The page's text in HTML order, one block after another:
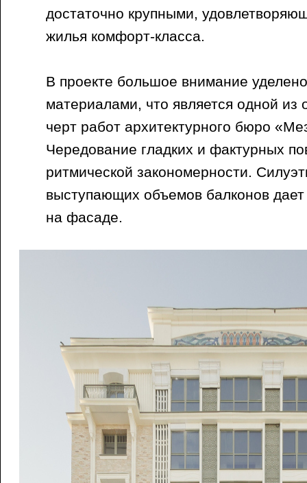
достаточно крупными,
жилья комфорт-класса.
В проекте большое внимание
материалами, что является одной из
черт работ архитектурного бюро
Чередование гладких и фактурных
ритмической закономерности.
выступающих объемов балконов
на фасаде.